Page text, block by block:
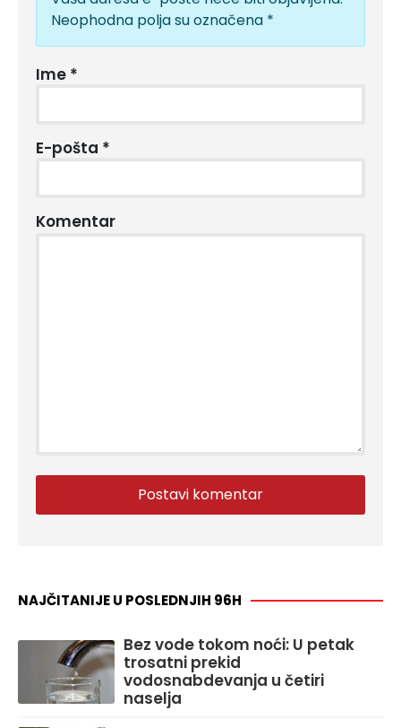
Neophodna polja su označena *
Ime *
E-pošta *
Komentar
NAJČITANIJE U POSLEDNJIH 96H
Bez vode tokom noći: U petak
trosatni prekid
vodosnabdevanja u četiri
naselja